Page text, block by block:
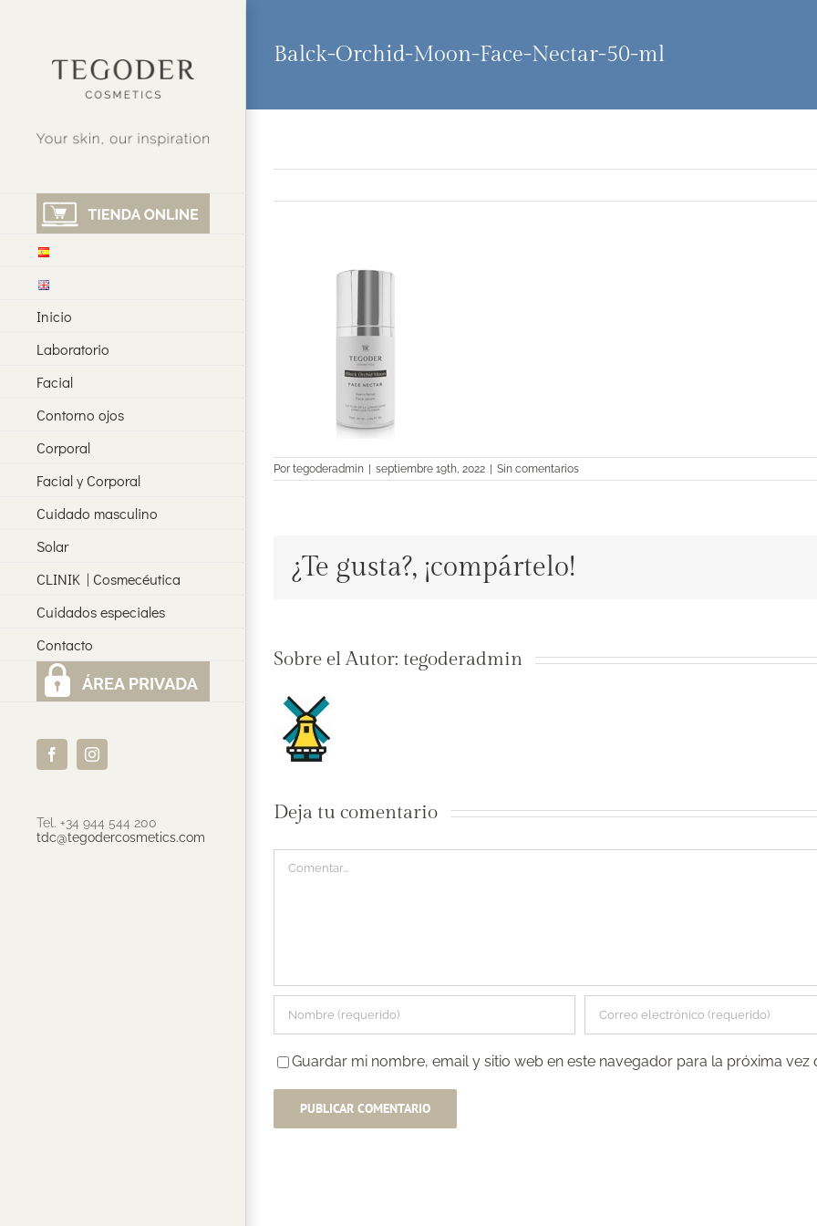
Inicio
Laboratorio
Facial
Contorno ojos
Corporal
Facial y Corporal
Cuidado masculino
Solar
CLINIK | Cosmecéutica
Cuidados especiales
Contacto
FacebookInstagram
Tel. +34 944 544 200
tdc@tegodercosmetics.com
Balck-Orchid-Moon-Face-Nectar-50-ml
Por tegoderadmin septiembre 19th, 2022 Sin comentarios
¿Te gusta?, ¡compártelo!
Sobre el Autor: tegoderadmin
Deja tu comentario
Guardar mi nombre, email y sitio web en este navegador para la próxima vez